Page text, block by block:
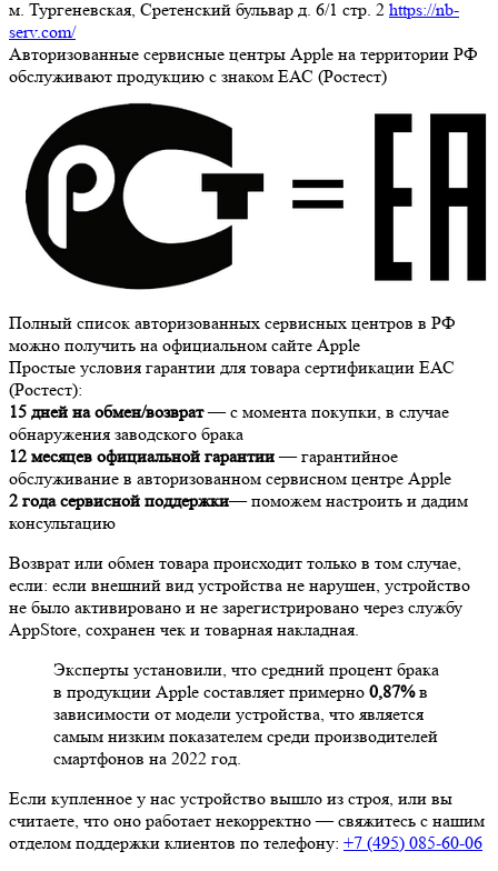
м. Тургеневская, Сретенский бульвар д. 6/1 стр. 2 https://nb-
serv.com/
Авторизованные сервисные центры Apple на территории РФ
обслуживают продукцию с знаком ЕАС (Ростест)
Полный список авторизованных сервисных центров в РФ
можно получить на официальном сайте Apple
Простые условия гарантии для товара сертификации ЕАС
(Ростест):
15 дней на обмен/возврат— с момента покупки, в случае
обнаружения заводского брака
12 месяцев официальной гарантии— гарантийное
обслуживание в авторизованном сервисном центре Apple
2 года сервисной поддержки— поможем настроить и дадим
консультацию
Возврат или обмен товара происходит только в том случае,
если: если внешний вид устройства не нарушен, устройство
не было активировано и не зарегистрировано через службу
AppStore, сохранен чек и товарная накладная.
Эксперты установили, что средний процент брака
в продукции Apple составляет примерно 0,87%в
зависимости от модели устройства, что является
самым низким показателем среди производителей
смартфонов на 2022 год.
Если купленное у нас устройство вышло из строя, или вы
считаете, что оно работает некорректно — свяжитесь с нашим
отделом поддержки клиентов по телефону: +7 (495) 085-60-06